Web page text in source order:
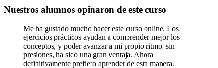
Nuestros alumnos opinaron de este curso
Me ha gustado mucho hacer este curso online. Los
ejercicios prácticos ayudan a comprender mejor los
conceptos, y poder avanzar a mi propio ritmo, sin
presiones, ha sido una gran ventaja. Ahora
definitivamente prefiero aprender de esta manera.